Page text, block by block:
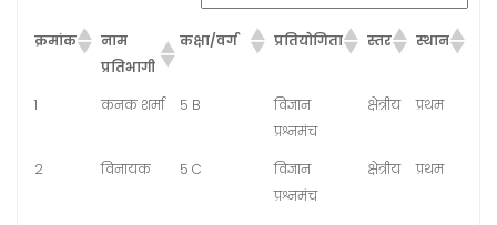
क्रमांक
नाम
प्रतिभागी
कक्षा/वर्ग प्रतियोगिता स्तर स्थान
1 कनक शर्मा 5 B
विज्ञान
प्रश्नमंच
क्षेत्रीय प्रथम
2 विनायक 5 C
विज्ञान
प्रश्नमंच
क्षेत्रीय प्रथम